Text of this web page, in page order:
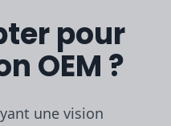
pour
OEM ?
une vision